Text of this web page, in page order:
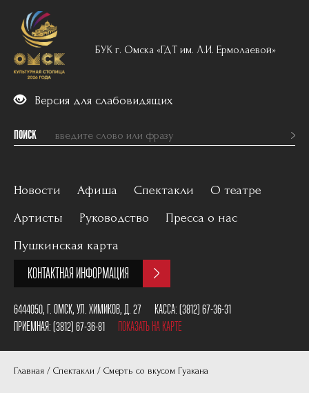
БУК г. Омска «ГДТ им. Л.И. Ермолаевой»
Версия для слабовидящих
ПОИСК
Новости Афиша Спектакли
Вечерний репертуар
Пушкинская карта
О театре
История
Наши партнеры
Артисты Руководство
Пресса о нас
Пушкинская карта
КОНТАКТНАЯ ИНФОРМАЦИЯ
6444050, Г. ОМСК, УЛ. ХИМИКОВ, Д. 27 КАССА:(3812) 67-36-31
ПРИЕМНАЯ:(3812) 67-36-81 ПОКАЗАТЬ НА КАРТЕ
Главная Спектакли Смерть со вкусом Гуакана